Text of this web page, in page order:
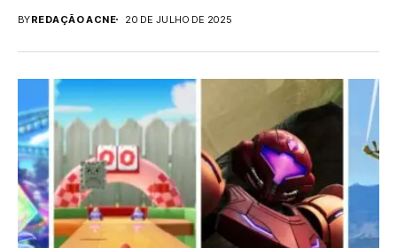
BYREDAÇÃO ACNE 20 DE JULHO DE 2025